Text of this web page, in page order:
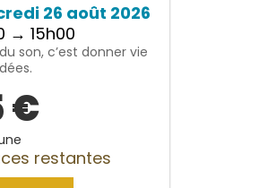
26 août 2026
→ 15h00
son, c’est donner vie
€
restantes